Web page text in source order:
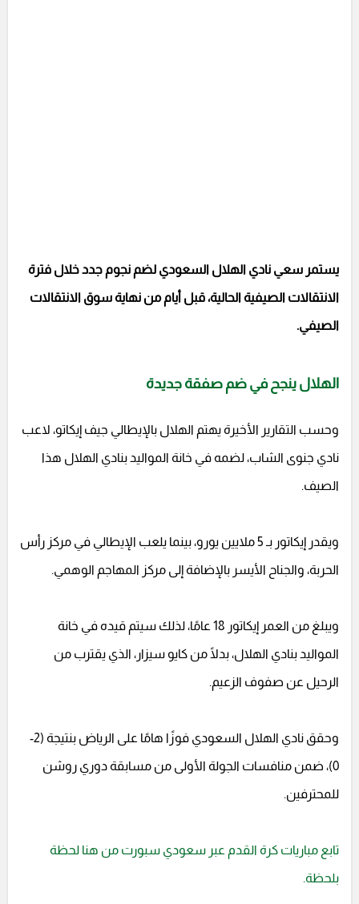
يستمر سعي نادي الهلال السعودي لضم نجوم جدد خلال فترة
الانتقالات الصيفية الحالية، قبل أيام من نهاية سوق الانتقالات
الصيفي.
الهلال ينجح في ضم صفقة جديدة
وحسب التقارير الأخيرة يهتم الهلال بالإيطالي جيف إيكاتو، لاعب
نادي جنوى الشاب، لضمه في خانة المواليد بنادي الهلال هذا
الصيف.
ويقدر إيكاتور بـ 5 ملايين يورو، بينما يلعب الإيطالي في مركز رأس
الحربة، والجناح الأيسر بالإضافة إلى مركز المهاجم الوهمي.
ويبلغ من العمر إيكاتور 18 عامًا، لذلك سيتم قيده في خانة
المواليد بنادي الهلال، بدلًا من كايو سيزار، الذي يقترب من
الرحيل عن صفوف الزعيم.
وحقق نادي الهلال السعودي فوزًا هامًا على الرياض بنتيجة (2-
0)، ضمن منافسات الجولة الأولى من مسابقة دوري روشن
للمحترفين.
تابع مباريات كرة القدم عبر سعودي سبورت من هنا لحظة
بلحظة.